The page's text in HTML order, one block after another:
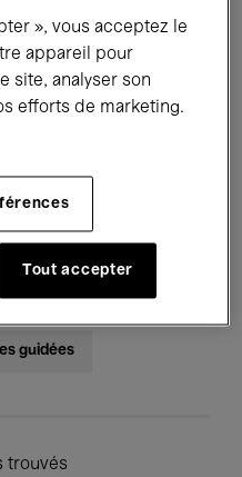
Performances
Jazz
guidées
trouvés
», vous acceptez le
appareil pour
site, analyser son
efforts de marketing.
Tout accepter